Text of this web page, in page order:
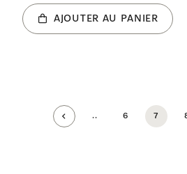
AJOUTER AU PANIER
.. 6 7